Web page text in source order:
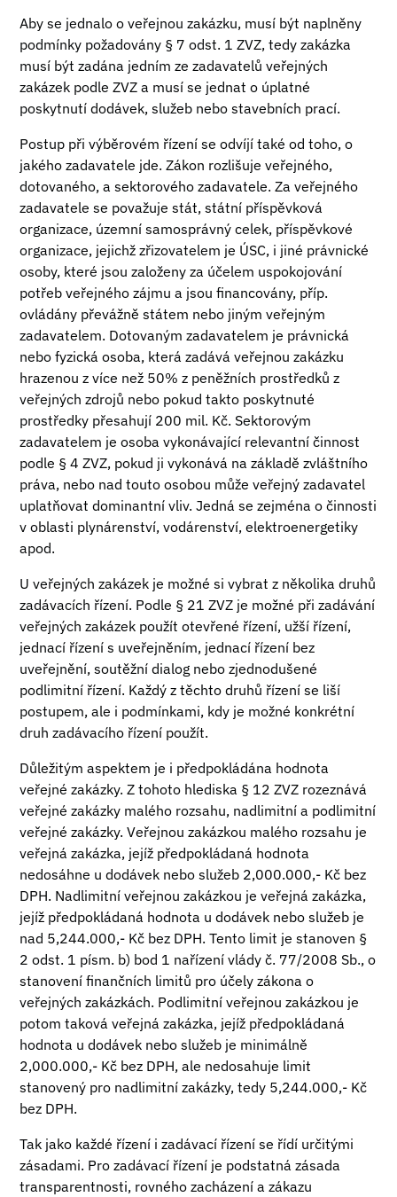
Aby se jednalo o veřejnou zakázku, musí být naplněny
podmínky požadovány § 7 odst. 1 ZVZ, tedy zakázka
musí být zadána jedním ze zadavatelů veřejných
zakázek podle ZVZ a musí se jednat o úplatné
poskytnutí dodávek, služeb nebo stavebních prací.
Postup při výběrovém řízení se odvíjí také od toho, o
jakého zadavatele jde. Zákon rozlišuje veřejného,
dotovaného, a sektorového zadavatele. Za veřejného
zadavatele se považuje stát, státní příspěvková
organizace, územní samosprávný celek, příspěvkové
organizace, jejichž zřizovatelem je ÚSC, i jiné právnické
osoby, které jsou založeny za účelem uspokojování
potřeb veřejného zájmu a jsou financovány, příp.
ovládány převážně státem nebo jiným veřejným
zadavatelem. Dotovaným zadavatelem je právnická
nebo fyzická osoba, která zadává veřejnou zakázku
hrazenou z více než 50% z peněžních prostředků z
veřejných zdrojů nebo pokud takto poskytnuté
prostředky přesahují 200 mil. Kč. Sektorovým
zadavatelem je osoba vykonávající relevantní činnost
podle § 4 ZVZ, pokud ji vykonává na základě zvláštního
práva, nebo nad touto osobou může veřejný zadavatel
uplatňovat dominantní vliv. Jedná se zejména o činnosti
v oblasti plynárenství, vodárenství, elektroenergetiky
apod.
U veřejných zakázek je možné si vybrat z několika druhů
zadávacích řízení. Podle § 21 ZVZ je možné při zadávání
veřejných zakázek použít otevřené řízení, užší řízení,
jednací řízení s uveřejněním, jednací řízení bez
uveřejnění, soutěžní dialog nebo zjednodušené
podlimitní řízení. Každý z těchto druhů řízení se liší
postupem, ale i podmínkami, kdy je možné konkrétní
druh zadávacího řízení použít.
Důležitým aspektem je i předpokládána hodnota
veřejné zakázky. Z tohoto hlediska § 12 ZVZ rozeznává
veřejné zakázky malého rozsahu, nadlimitní a podlimitní
veřejné zakázky. Veřejnou zakázkou malého rozsahu je
veřejná zakázka, jejíž předpokládaná hodnota
nedosáhne u dodávek nebo služeb 2,000.000,- Kč bez
DPH. Nadlimitní veřejnou zakázkou je veřejná zakázka,
jejíž předpokládaná hodnota u dodávek nebo služeb je
nad 5,244.000,- Kč bez DPH. Tento limit je stanoven §
2 odst. 1 písm. b) bod 1 nařízení vlády č. 77/2008 Sb., o
stanovení finančních limitů pro účely zákona o
veřejných zakázkách. Podlimitní veřejnou zakázkou je
potom taková veřejná zakázka, jejíž předpokládaná
hodnota u dodávek nebo služeb je minimálně
2,000.000,- Kč bez DPH, ale nedosahuje limit
stanovený pro nadlimitní zakázky, tedy 5,244.000,- Kč
bez DPH.
Tak jako každé řízení i zadávací řízení se řídí určitými
zásadami. Pro zadávací řízení je podstatná zásada
transparentnosti, rovného zacházení a zákazu